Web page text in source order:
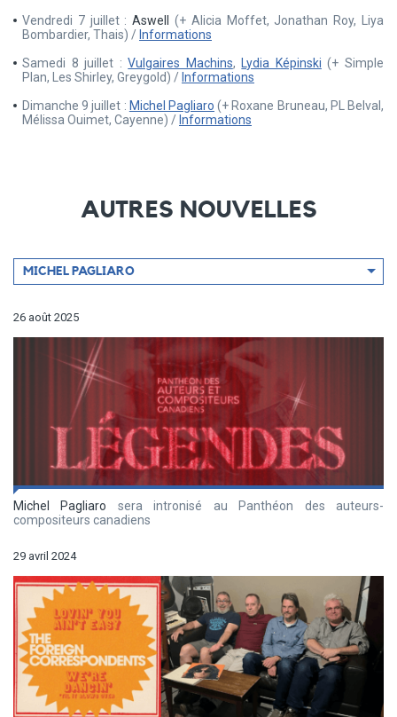
Vendredi 7 juillet :Aswell
(+ Alicia Moffet, Jonathan Roy, Liya
Bombardier, Thais) / Informations
Samedi 8 juillet :Vulgaires Machins, Lydia Képinski (+ Simple
Plan, Les Shirley, Greygold) / Informations
Dimanche 9 juillet : Michel Pagliaro (+ Roxane Bruneau, PL Belval,
Mélissa Ouimet, Cayenne) / Informations
AUTRES NOUVELLES
Filtrer
par
MICHEL PAGLIARO
26 août 2025
Michel Pagliaro sera intronisé au Panthéon des auteurs-
compositeurs canadiens
29 avril 2024